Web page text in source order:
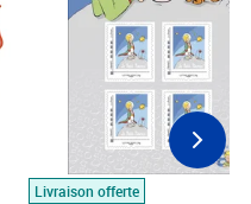
Livraison offerte